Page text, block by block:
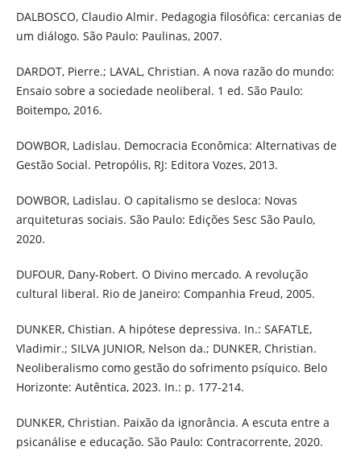
DALBOSCO, Claudio Almir. Pedagogia filosófica: cercanias de
um diálogo. São Paulo: Paulinas, 2007.
DARDOT, Pierre.; LAVAL, Christian. A nova razão do mundo:
Ensaio sobre a sociedade neoliberal. 1 ed. São Paulo:
Boitempo, 2016.
DOWBOR, Ladislau. Democracia Econômica: Alternativas de
Gestão Social. Petropólis, RJ: Editora Vozes, 2013.
DOWBOR, Ladislau. O capitalismo se desloca: Novas
arquiteturas sociais. São Paulo: Edições Sesc São Paulo,
2020.
DUFOUR, Dany-Robert. O Divino mercado. A revolução
cultural liberal. Rio de Janeiro: Companhia Freud, 2005.
DUNKER, Chistian. A hipótese depressiva. In.: SAFATLE,
Vladimir.; SILVA JUNIOR, Nelson da.; DUNKER, Christian.
Neoliberalismo como gestão do sofrimento psíquico. Belo
Horizonte: Autêntica, 2023. In.: p. 177-214.
DUNKER, Christian. Paixão da ignorância. A escuta entre a
psicanálise e educação. São Paulo: Contracorrente, 2020.